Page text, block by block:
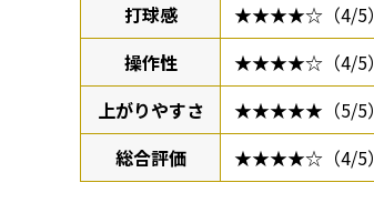
打球感
★★★★☆（4/5）
操作性
★★★★☆（4/5）
上がりやすさ
★★★★★（5/5）
総合評価
★★★★☆（4/5）